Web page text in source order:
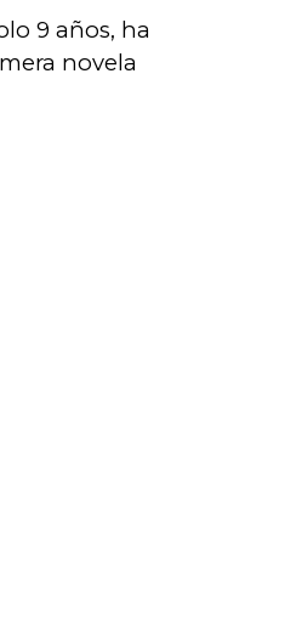
9 años, ha
novela